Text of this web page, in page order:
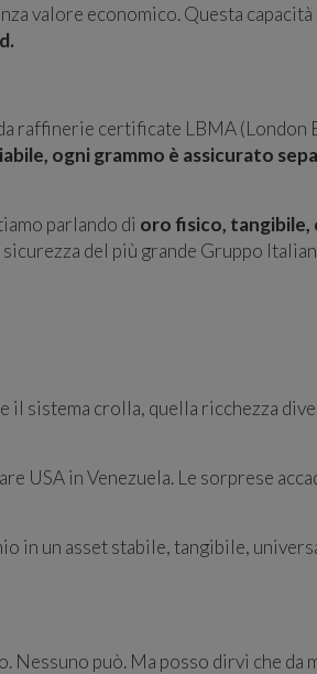
valore economico. Questa
raffinerie certificate LBMA (London
ogni grammo è assicurato
parlando di oro fisico,
del più grande Gruppo
sistema crolla, quella ricchezza
USA in Venezuela. Le sorprese
in un asset stabile, tangibile,
Nessuno può. Ma posso dirvi che da